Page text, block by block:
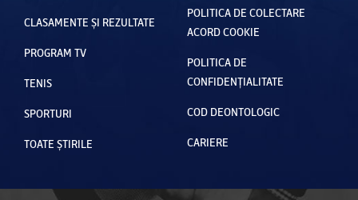
CLASAMENTE ȘI REZULTATE
PROGRAM TV
TENIS
SPORTURI
TOATE ȘTIRILE
POLITICA DE COLECTARE
ACORD COOKIE
POLITICA DE
CONFIDENȚIALITATE
COD DEONTOLOGIC
CARIERE